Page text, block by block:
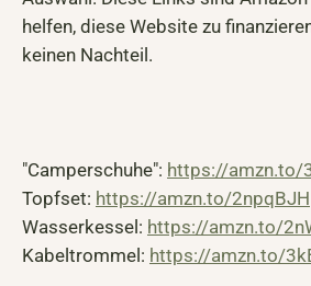
helfen, diese Website zu
keinen Nachteil.
"Camperschuhe": https://amzn.to/
Topfset: https://amzn.to/2npqBJH
Wasserkessel: https://amzn.to/
Kabeltrommel: https://amzn.to/